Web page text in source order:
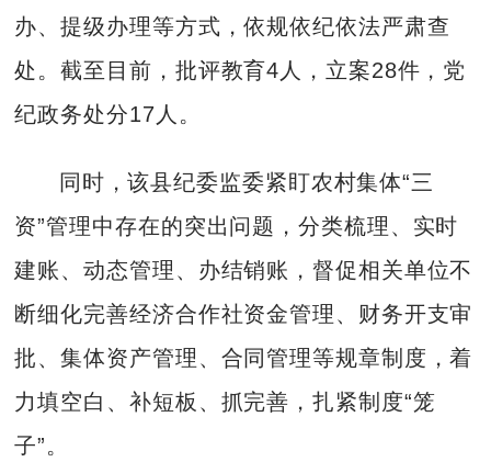
办、提级办理等方式，依规依纪依法严肃查
处。截至目前，批评教育4人，立案28件，党
纪政务处分17人。
同时，该县纪委监委紧盯农村集体“三
资”管理中存在的突出问题，分类梳理、实时
建账、动态管理、办结销账，督促相关单位不
断细化完善经济合作社资金管理、财务开支审
批、集体资产管理、合同管理等规章制度，着
力填空白、补短板、抓完善，扎紧制度“笼
子”。